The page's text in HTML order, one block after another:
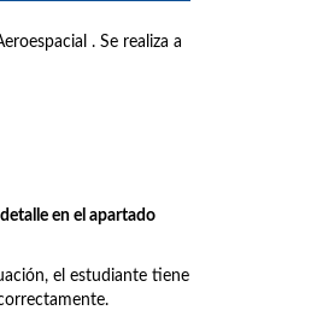
. Se realiza a
en el apartado
el estudiante tiene